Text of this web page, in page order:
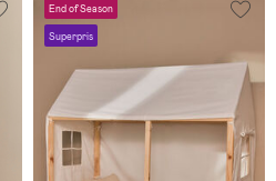
End of Season
Superpris